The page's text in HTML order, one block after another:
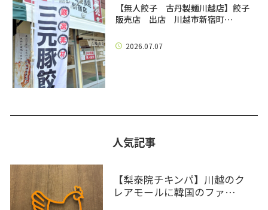
【無人餃子 古丹製麺川越店】餃子
販売店 出店 川越市新宿町…
2026.07.07
人気記事
【梨泰院チキンパ】川越のク
レアモールに韓国のファ…